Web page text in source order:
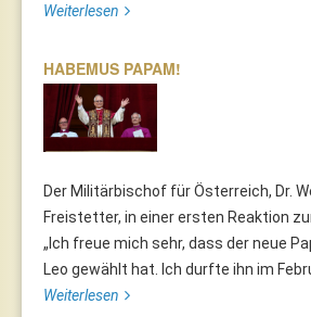
Weiterlesen
HABEMUS PAPAM!
Der Militärbischof für Österreich, Dr.
Freistetter, in einer ersten Reaktion
„Ich freue mich sehr, dass der neue
Leo gewählt hat. Ich durfte ihn im
Weiterlesen